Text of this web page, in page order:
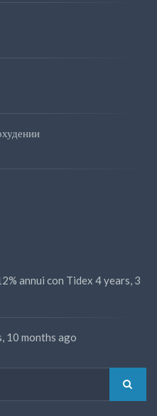
annui con Tidex 4 years, 3
10 months ago